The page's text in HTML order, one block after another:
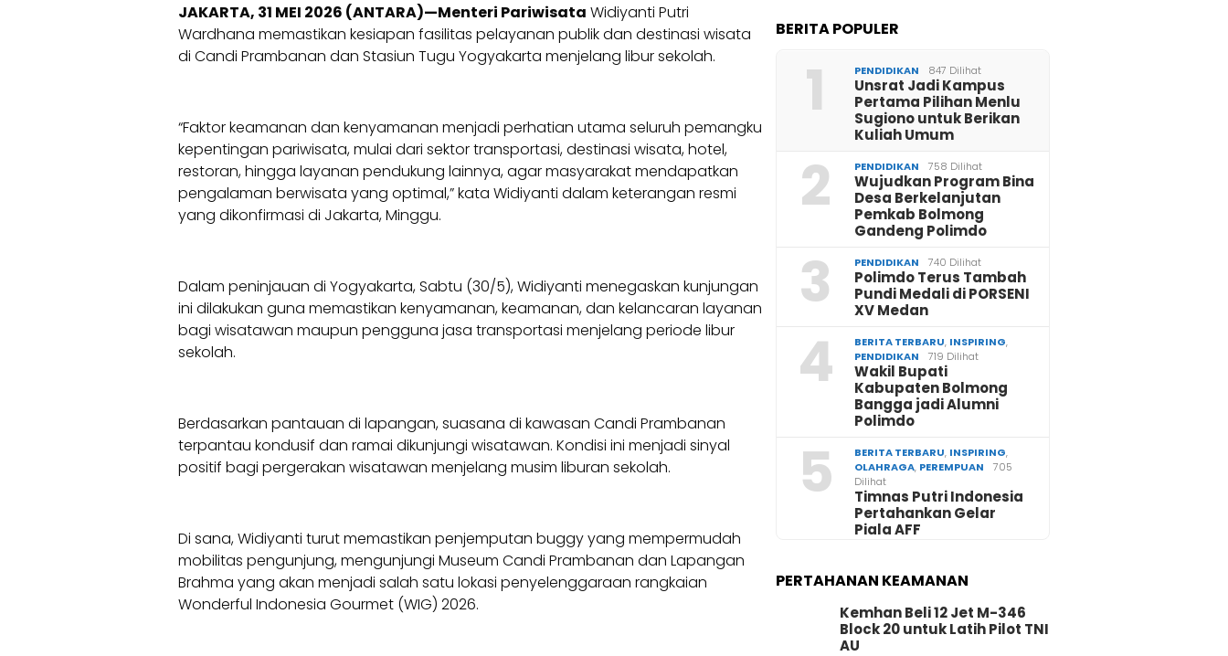
JAKARTA, 31 MEI 2026 (ANTARA)—Menteri Pariwisata Widiyanti Putri
Wardhana memastikan kesiapan fasilitas pelayanan publik dan destinasi wisata
di Candi Prambanan dan Stasiun Tugu Yogyakarta menjelang libur sekolah.
“Faktor keamanan dan kenyamanan menjadi perhatian utama seluruh pemangku
kepentingan pariwisata, mulai dari sektor transportasi, destinasi wisata, hotel,
restoran, hingga layanan pendukung lainnya, agar masyarakat mendapatkan
pengalaman berwisata yang optimal,” kata Widiyanti dalam keterangan resmi
yang dikonfirmasi di Jakarta, Minggu.
Dalam peninjauan di Yogyakarta, Sabtu (30/5), Widiyanti menegaskan kunjungan
ini dilakukan guna memastikan kenyamanan, keamanan, dan kelancaran layanan
bagi wisatawan maupun pengguna jasa transportasi menjelang periode libur
sekolah.
Berdasarkan pantauan di lapangan, suasana di kawasan Candi Prambanan
terpantau kondusif dan ramai dikunjungi wisatawan. Kondisi ini menjadi sinyal
positif bagi pergerakan wisatawan menjelang musim liburan sekolah.
Di sana, Widiyanti turut memastikan penjemputan buggy yang mempermudah
mobilitas pengunjung, mengunjungi Museum Candi Prambanan dan Lapangan
Brahma yang akan menjadi salah satu lokasi penyelenggaraan rangkaian
Wonderful Indonesia Gourmet (WIG) 2026.
BERITA POPULER
1 PENDIDIKAN 847 Dilihat
Unsrat Jadi Kampus
Pertama Pilihan Menlu
Sugiono untuk Berikan
Kuliah Umum
2 PENDIDIKAN 758 Dilihat
Wujudkan Program Bina
Desa Berkelanjutan
Pemkab Bolmong
Gandeng Polimdo
3 PENDIDIKAN 740 Dilihat
Polimdo Terus Tambah
Pundi Medali di PORSENI
XV Medan
4 BERITA TERBARU, INSPIRING,
PENDIDIKAN
719 Dilihat
Wakil Bupati
Kabupaten Bolmong
Bangga jadi Alumni
Polimdo
5 BERITA TERBARU, INSPIRING,
OLAHRAGA, PEREMPUAN
705
Dilihat
Timnas Putri Indonesia
Pertahankan Gelar
Piala AFF
PERTAHANAN KEAMANAN
Kemhan Beli 12 Jet M-346
Block 20 untuk Latih Pilot TNI
AU